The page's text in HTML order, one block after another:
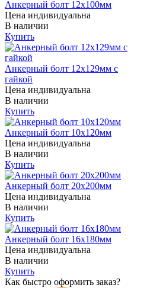
Анкерный болт 12х100мм
Цена индивидуальна
В наличии
Купить
Анкерный болт 12х129мм с
гайкой
Цена индивидуальна
В наличии
Купить
Анкерный болт 10х120мм
Цена индивидуальна
В наличии
Купить
Анкерный болт 20х200мм
Цена индивидуальна
В наличии
Купить
Анкерный болт 16х180мм
Цена индивидуальна
В наличии
Купить
Как быстро оформить заказ?